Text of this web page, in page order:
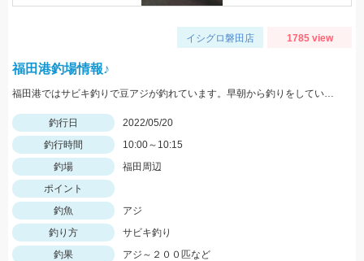
イシグロ磐田店 1785 view
福田港釣場情報♪
福田港ではサビキ釣りで豆アジが釣れています。早朝から釣りをしている方で２００匹以上釣っている方もいらっしゃいました。
釣行日
2022/05/20
釣行時間
10:00～10:15
釣場
福田周辺
ポイント
釣魚
アジ
釣り方
サビキ釣り
釣果
アジ～２００匹など